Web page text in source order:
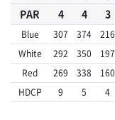
PAR
4 4 3
Blue 307 374 216
White
292 350 197
Red
269 338 160
HDCP
9 5 4